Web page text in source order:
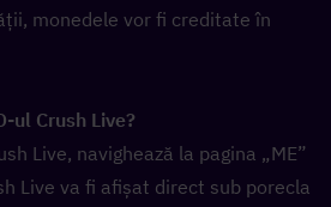
monedele vor fi creditate în
ul Crush Live?
Live, navighează la pagina „ME”
Live va fi afișat direct sub porecla